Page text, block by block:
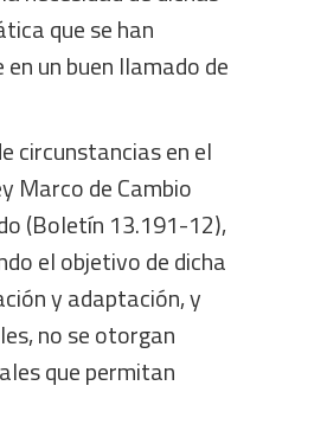
que se han
un buen llamado de
circunstancias en el
Marco de Cambio
(Boletín 13.191-12),
el objetivo de dicha
y adaptación, y
no se otorgan
que permitan